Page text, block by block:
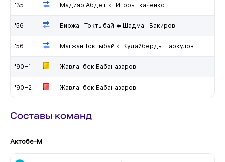
'35 Мадияр Абдеш ⇐ Игорь Ткаченко
'56 Биржан Токтыбай ⇐ Шадман Бакиров
'56 Магжан Токтыбай ⇐ Кудайберды Наркулов
'90+1 Жавланбек Бабаназаров
'90+2 Жавланбек Бабаназаров
Составы команд
Актобе-М